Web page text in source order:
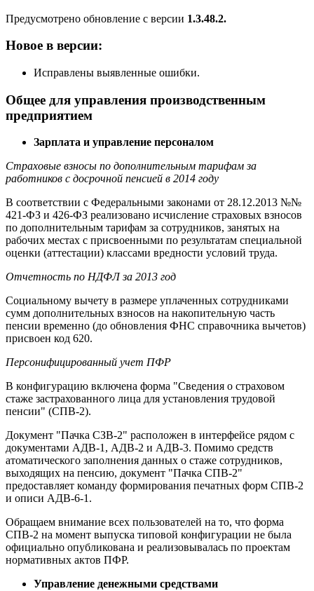
Предусмотрено обновление с версии 1.3.48.2.
Новое в версии:
Исправлены выявленные ошибки.
Общее для управления производственным
предприятием
Зарплата и управление персоналом
Страховые взносы по дополнительным тарифам за
работников с досрочной пенсией в 2014 году
В соответствии с Федеральными законами от 28.12.2013 №№
421-ФЗ и 426-ФЗ реализовано исчисление страховых взносов
по дополнительным тарифам за сотрудников, занятых на
рабочих местах с присвоенными по результатам специальной
оценки (аттестации) классами вредности условий труда.
Отчетность по НДФЛ за 2013 год
Социальному вычету в размере уплаченных сотрудниками
сумм дополнительных взносов на накопительную часть
пенсии временно (до обновления ФНС справочника вычетов)
присвоен код 620.
Персонифицированный учет ПФР
В конфигурацию включена форма "Сведения о страховом
стаже застрахованного лица для установления трудовой
пенсии" (СПВ-2).
Документ "Пачка СЗВ-2" расположен в интерфейсе рядом с
документами АДВ-1, АДВ-2 и АДВ-3. Помимо средств
атоматического заполнения данных о стаже сотрудников,
выходящих на пенсию, документ "Пачка СПВ-2"
предоставляет команду формирования печатных форм СПВ-2
и описи АДВ-6-1.
Обращаем внимание всех пользователей на то, что форма
СПВ-2 на момент выпуска типовой конфигурации не была
официально опубликована и реализовывалась по проектам
нормативных актов ПФР.
Управление денежными средствами